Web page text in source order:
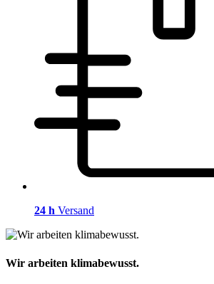
24 h Versand
Wir arbeiten klimabewusst.